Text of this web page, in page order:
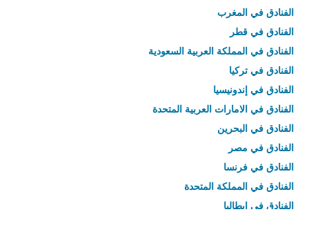
الفنادق في المغرب
الفنادق في قطر
الفنادق في المملكة العربية السعودية
الفنادق في تركيا
الفنادق في إندونيسيا
الفنادق في الامارات العربية المتحدة
الفنادق في البحرين
الفنادق في مصر
الفنادق في فرنسا
الفنادق في المملكة المتحدة
الفنادق في إيطاليا